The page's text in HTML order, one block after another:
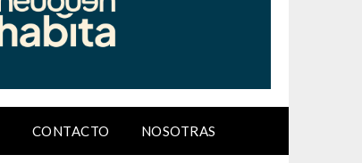
CONTACTO NOSOTRAS